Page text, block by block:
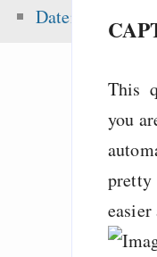
This
you
Datenschutz